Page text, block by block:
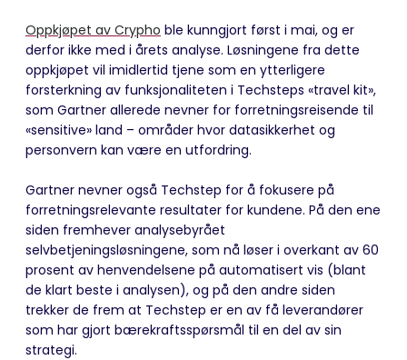
Oppkjøpet av Crypho ble kunngjort først i mai, og er
derfor ikke med i årets analyse. Løsningene fra dette
oppkjøpet vil imidlertid tjene som en ytterligere
forsterkning av funksjonaliteten i Techsteps «travel kit»,
som Gartner allerede nevner for forretningsreisende til
«sensitive» land – områder hvor datasikkerhet og
personvern kan være en utfordring.
Gartner nevner også Techstep for å fokusere på
forretningsrelevante resultater for kundene. På den ene
siden fremhever analysebyrået
selvbetjeningsløsningene, som nå løser i overkant av 60
prosent av henvendelsene på automatisert vis (blant
de klart beste i analysen), og på den andre siden
trekker de frem at Techstep er en av få leverandører
som har gjort bærekraftsspørsmål til en del av sin
strategi.